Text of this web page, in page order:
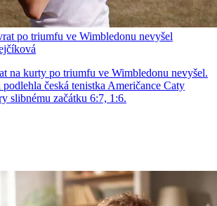
po triumfu ve Wimbledonu nevyšel
na kurty po triumfu ve Wimbledonu nevyšel.
česká tenistka Američance Caty
slibnému začátku 6:7, 1:6.